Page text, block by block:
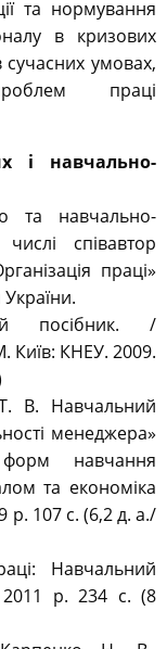
та нормування
в кризових
умовах,
праці
і навчально-
та навчально-
співавтор
праці»
України.
посібник. /
Київ: КНЕУ. 2009.
В. Навчальний
менеджера»
навчання
та економіка
р. 107 с. (6,2 д. а./
Навчальний
2011 р. 234 с. (8